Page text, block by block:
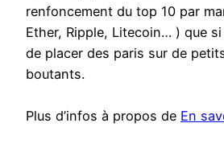
renfoncement du top 10 par
Ether, Ripple, Litecoin… ) que
de placer des paris sur de
boutants.
Plus d’infos à propos de En